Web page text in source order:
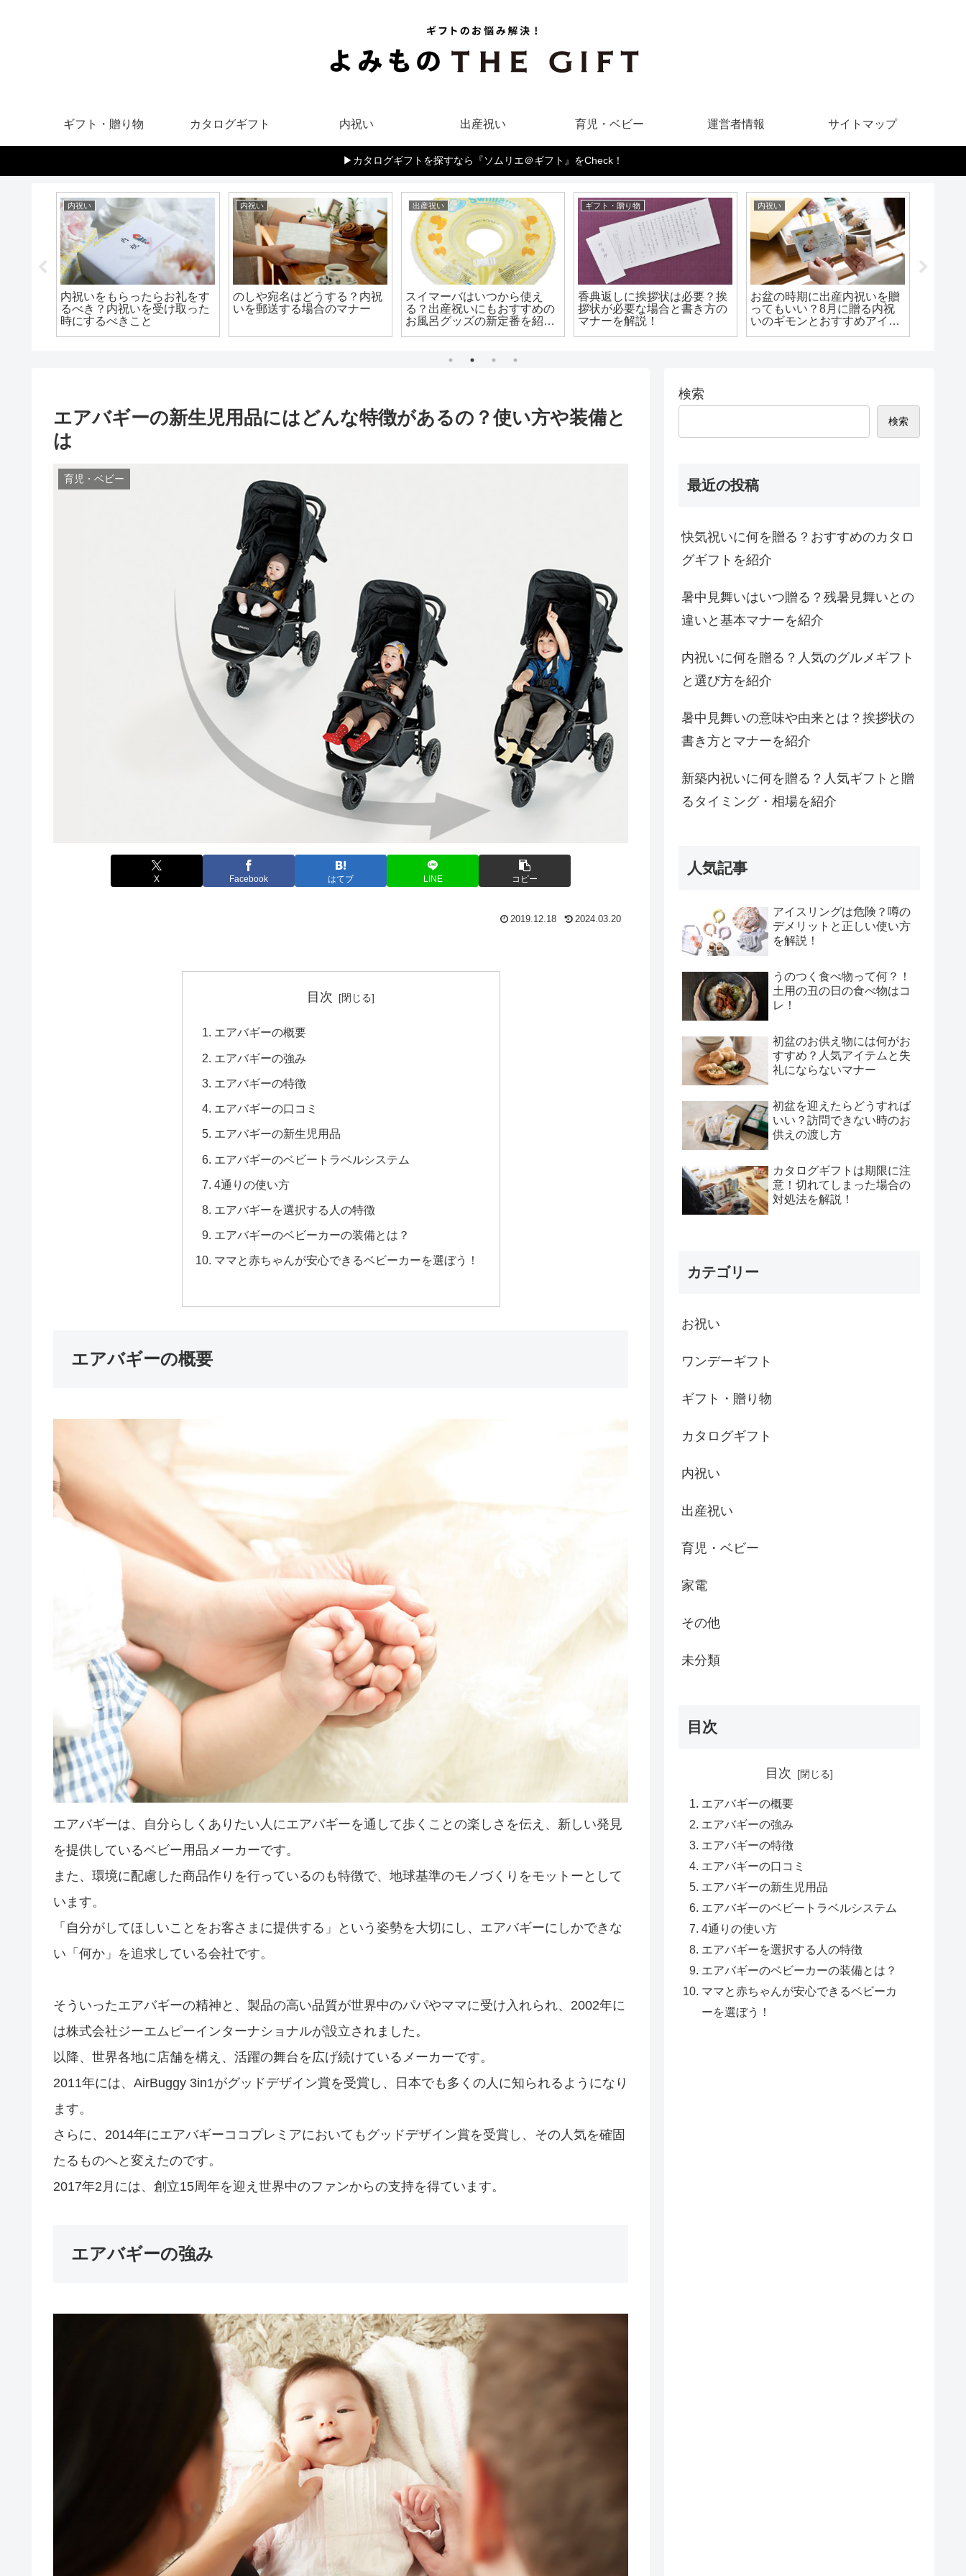
ギフト・贈り物 カタログギフト 内祝い 出産祝い 育児・ベビー 運営者情報 サイトマップ
▶︎カタログギフトを探すなら『ソムリエ＠ギフト』をCheck！
内祝い
内祝いをもらったらお礼をす
るべき？内祝いを受け取った
時にするべきこと
内祝い
のしや宛名はどうする？内祝
いを郵送する場合のマナー
出産祝い
スイマーバはいつから使え
る？出産祝いにもおすすめの
お風呂グッズの新定番を紹
ギフト・贈り物
香典返しに挨拶状は必要？挨
拶状が必要な場合と書き方の
マナーを解説！
内祝い
お盆の時期に出産内祝いを贈
ってもいい？8月に贈る内祝
いのギモンとおすすめアイテ
エアバギーの新生児用品にはどんな特徴があるの？使い方や装備と
は
育児・ベビー
X Facebook はてブ LINE コピー
2019.12.18 2024.03.20
目次
エアバギーの概要
エアバギーの強み
エアバギーの特徴
エアバギーの口コミ
エアバギーの新生児用品
エアバギーのベビートラベルシステム
4通りの使い方
エアバギーを選択する人の特徴
エアバギーのベビーカーの装備とは？
ママと赤ちゃんが安心できるベビーカーを選ぼう！
エアバギーの概要
エアバギーは、自分らしくありたい人にエアバギーを通して歩くことの楽しさを伝え、新しい発見
を提供しているベビー用品メーカーです。
また、環境に配慮した商品作りを行っているのも特徴で、地球基準のモノづくりをモットーとして
います。
「自分がしてほしいことをお客さまに提供する」という姿勢を大切にし、エアバギーにしかできな
い「何か」を追求している会社です。
そういったエアバギーの精神と、製品の高い品質が世界中のパパやママに受け入れられ、2002年に
は株式会社ジーエムピーインターナショナルが設立されました。
以降、世界各地に店舗を構え、活躍の舞台を広げ続けているメーカーです。
2011年には、AirBuggy 3in1がグッドデザイン賞を受賞し、日本でも多くの人に知られるようになり
ます。
さらに、2014年にエアバギーココプレミアにおいてもグッドデザイン賞を受賞し、その人気を確固
たるものへと変えたのです。
2017年2月には、創立15周年を迎え世界中のファンからの支持を得ています。
エアバギーの強み
検索
検索
最近の投稿
快気祝いに何を贈る？おすすめのカタロ
グギフトを紹介
暑中見舞いはいつ贈る？残暑見舞いとの
違いと基本マナーを紹介
内祝いに何を贈る？人気のグルメギフト
と選び方を紹介
暑中見舞いの意味や由来とは？挨拶状の
書き方とマナーを紹介
新築内祝いに何を贈る？人気ギフトと贈
るタイミング・相場を紹介
人気記事
アイスリングは危険？噂の
デメリットと正しい使い方
を解説！
うのつく食べ物って何？！
土用の丑の日の食べ物はコ
レ！
初盆のお供え物には何がお
すすめ？人気アイテムと失
礼にならないマナー
初盆を迎えたらどうすれば
いい？訪問できない時のお
供えの渡し方
カタログギフトは期限に注
意！切れてしまった場合の
対処法を解説！
カテゴリー
お祝い
ワンデーギフト
ギフト・贈り物
カタログギフト
内祝い
出産祝い
育児・ベビー
家電
その他
未分類
目次
目次
エアバギーの概要
エアバギーの強み
エアバギーの特徴
エアバギーの口コミ
エアバギーの新生児用品
エアバギーのベビートラベルシステム
4通りの使い方
エアバギーを選択する人の特徴
エアバギーのベビーカーの装備とは？
ママと赤ちゃんが安心できるベビーカ
ーを選ぼう！